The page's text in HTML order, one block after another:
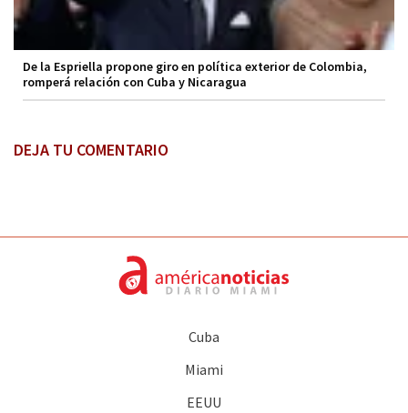
De la Espriella propone giro en política exterior de Colombia,
romperá relación con Cuba y Nicaragua
DEJA TU COMENTARIO
Cuba
Miami
EEUU